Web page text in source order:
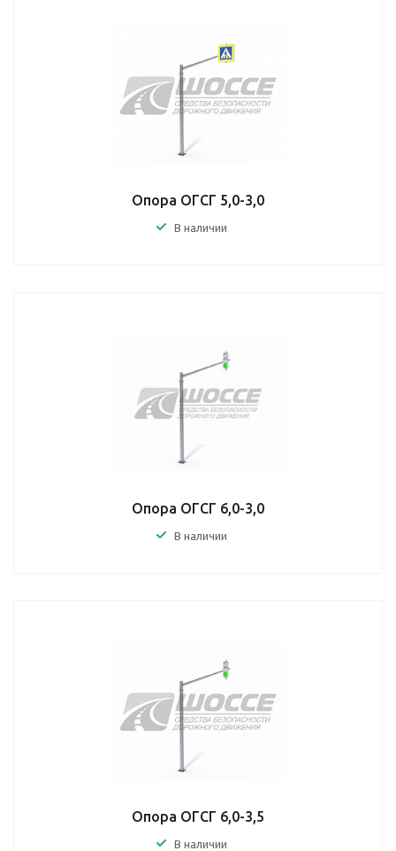
Опора ОГСГ 5,0-3,0
В наличии
Опора ОГСГ 6,0-3,0
В наличии
Опора ОГСГ 6,0-3,5
В наличии